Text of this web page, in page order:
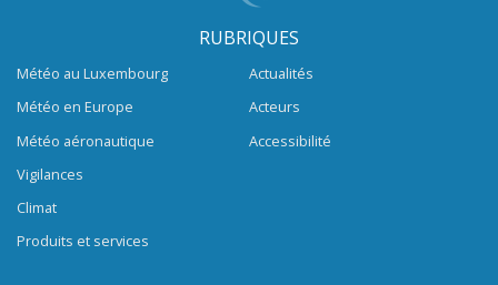
RUBRIQUES
Météo au Luxembourg
Météo en Europe
Météo aéronautique
Vigilances
Climat
Produits et services
Actualités
Acteurs
Accessibilité